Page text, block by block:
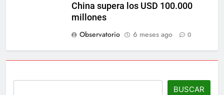
China supera los USD 100.000
millones
Observatorio
6 meses ago 0
BUSCAR